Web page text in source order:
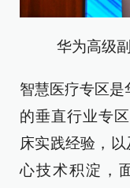
华为高级
智慧医疗专区是
的垂直行业专
床实践经验，
心技术积淀，